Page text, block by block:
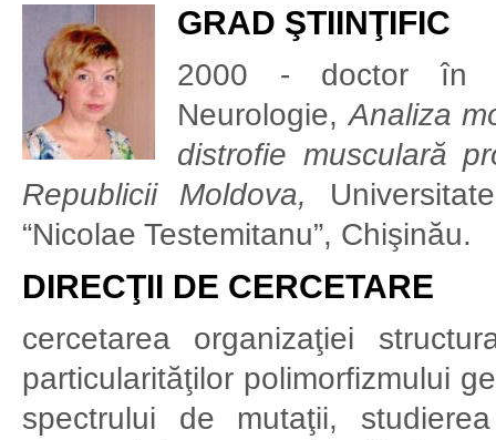
GRAD ŞTIINŢIFIC
2000 - doctor în
Neurologie,Analiza
distrofie musculară
Republicii Moldova,
“Nicolae Testemitanu”, Chişinău.
DIRECŢII DE CERCETARE
cercetarea organizaţiei
particularităţilor polimorfizmului
spectrului de mutaţii,